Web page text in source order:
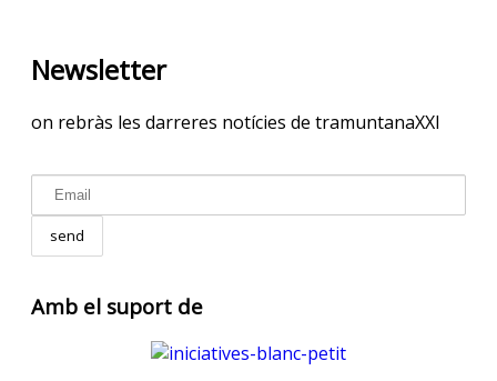
Newsletter
on rebràs les darreres notícies de tramuntanaXXI
Amb el suport de